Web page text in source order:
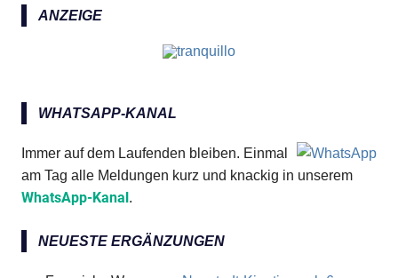
ANZEIGE
WHATSAPP-KANAL
Immer auf dem Laufenden bleiben. Einmal
am Tag alle Meldungen kurz und knackig in unserem
WhatsApp-Kanal .
NEUESTE ERGÄNZUNGEN